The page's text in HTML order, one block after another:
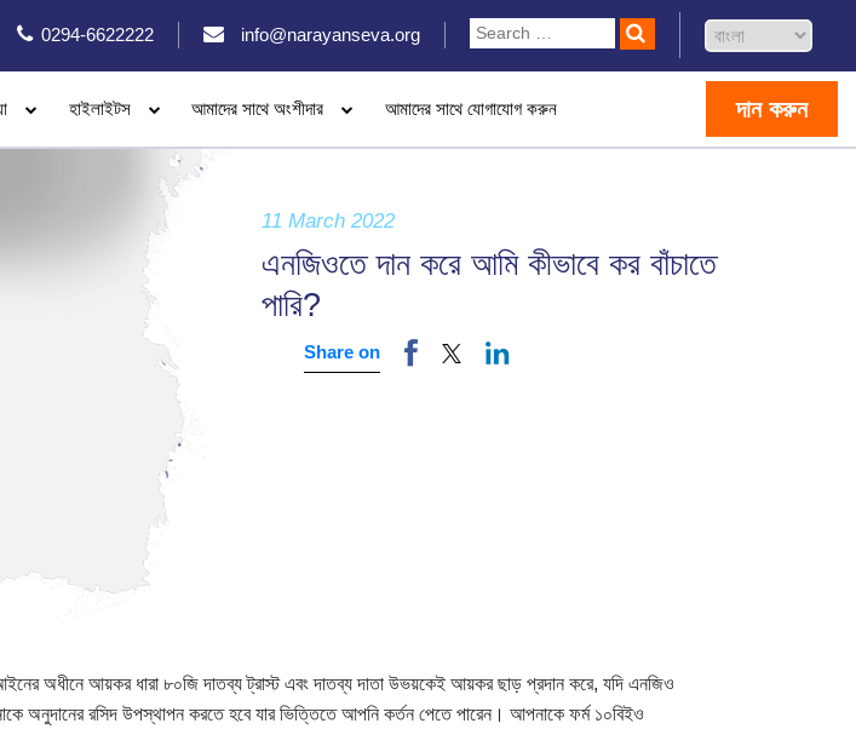
0294-6622222 info@narayanseva.org
হাইলাইটস আমাদের সাথে অংশীদার আমাদের সাথে যোগাযোগ করুন দান করুন
11 March 2022
এনজিওতে দান করে আমি কীভাবে কর বাঁচাতে
পারি?
Share on
অধীনে আয়কর ধারা ৮০জি দাতব্য ট্রাস্ট এবং দাতব্য দাতা উভয়কেই আয়কর ছাড় প্রদান করে, যদি এনজিও
অনুদানের রসিদ উপস্থাপন করতে হবে যার ভিত্তিতে আপনি কর্তন পেতে পারেন। আপনাকে ফর্ম ১০বিইও